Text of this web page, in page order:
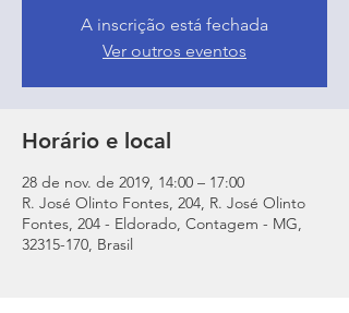
A inscrição está fechada
Ver outros eventos
Horário e local
28 de nov. de 2019, 14:00 – 17:00
R. José Olinto Fontes, 204, R. José Olinto
Fontes, 204 - Eldorado, Contagem - MG,
32315-170, Brasil